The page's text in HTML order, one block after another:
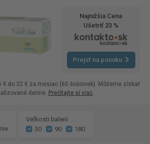
Najnižšia Cena
Ušetriť 23 %
Prejsť na ponuku
€ do 32 € za mesiac (60 šošoviek). Môžeme získať
denne. Prečítajte si viac.
Veľkosti balení
30
90 180